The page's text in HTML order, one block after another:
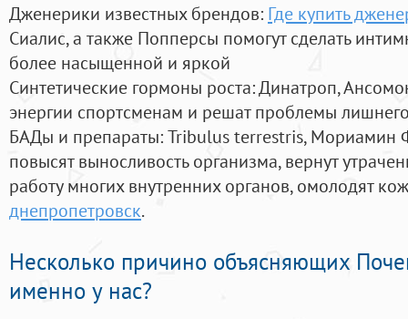
Дженерики известных брендов: Где купить
Сиалис, а также Попперсы помогут сделать
более насыщенной и яркой
Синтетические гормоны роста: Динатроп,
энергии спортсменам и решат проблемы
БАДы и препараты:Tribulus terrestris, Мориамин
повысят выносливость организма, вернут
работу многих внутренних органов, омолодят
днепропетровск.
Несколько причино объясняющих
именно у нас?